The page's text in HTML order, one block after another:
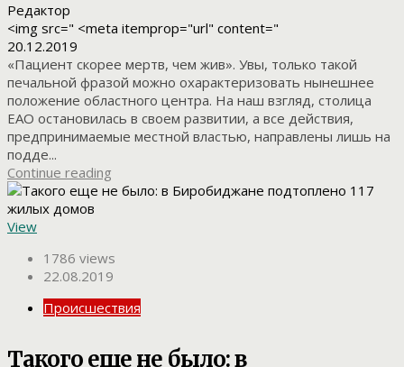
Редактор
<img src=" <meta itemprop="url" content="
20.12.2019
«Пациент скорее мертв, чем жив». Увы, только такой
печальной фразой можно охарактеризовать нынешнее
положение областного центра. На наш взгляд, столица
ЕАО остановилась в своем развитии, а все действия,
предпринимаемые местной властью, направлены лишь на
подде...
Continue reading
View
1786 views
22.08.2019
Происшествия
Такого еще не было: в